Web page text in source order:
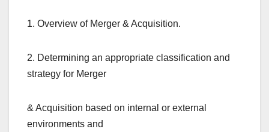
1. Overview of Merger & Acquisition.
2. Determining an appropriate classification and
strategy for Merger
& Acquisition based on internal or external
environments and